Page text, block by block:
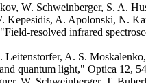
W. Schweinberger, S. A.
Kepesidis, A. Apolonski, N.
resolved infrared
Leitenstorfer, A. S.
quantum light," Optica 12,